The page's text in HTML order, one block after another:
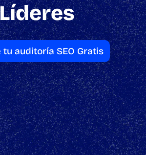
tu auditoría SEO Gratis